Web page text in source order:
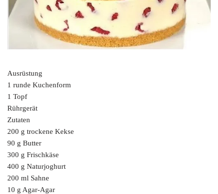
Ausrüstung
1 runde Kuchenform
1 Topf
Rührgerät
Zutaten
200 g trockene Kekse
90 g Butter
300 g Frischkäse
400 g Naturjoghurt
200 ml Sahne
10 g Agar-Agar